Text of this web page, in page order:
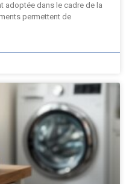
adoptée dans le cadre de la
permettent de